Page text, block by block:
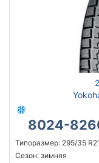
8024-
Типоразмер: 295/35 R21
Сезон: зимняя